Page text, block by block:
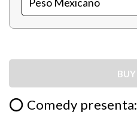
BUY
⭕ Comedy presenta: